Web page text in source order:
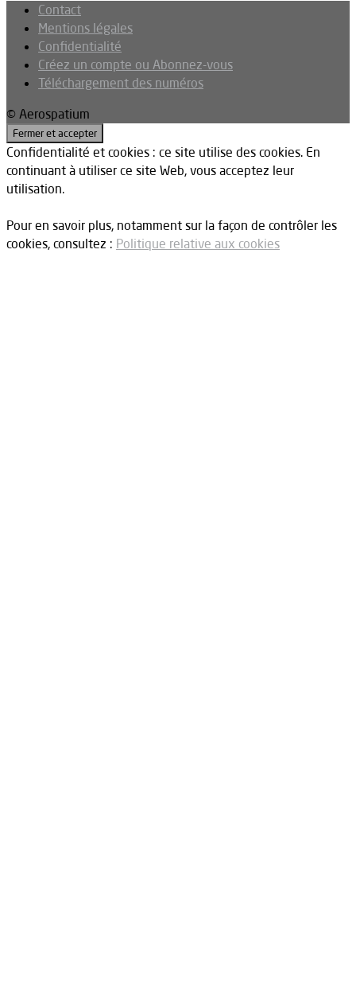
Contact
Mentions légales
Confidentialité
Créez un compte ou Abonnez-vous
Téléchargement des numéros
© Aerospatium
Confidentialité et cookies : ce site utilise des cookies. En
continuant à utiliser ce site Web, vous acceptez leur
utilisation.
Pour en savoir plus, notamment sur la façon de contrôler les
cookies, consultez : Politique relative aux cookies